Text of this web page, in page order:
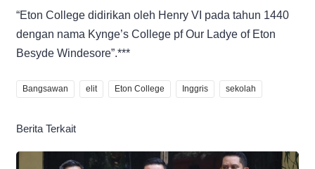
“Eton College didirikan oleh Henry VI pada tahun 1440
dengan nama Kynge’s College pf Our Ladye of Eton
Besyde Windesore”.***
Bangsawan elit Eton College Inggris sekolah
Berita Terkait